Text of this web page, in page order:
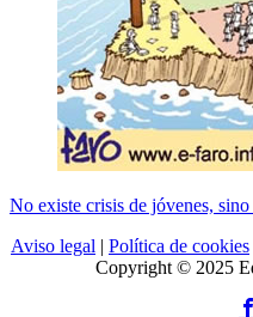
No existe crisis de jóvenes, sino
Aviso legal | Política de cookies
Copyright © 2025